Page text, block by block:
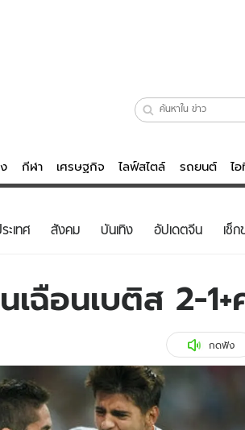
กีฬา เศรษฐกิจ ไลฟ์สไตล์ รถยนต์ ไ
- ตรวจหวย
ไทย
ไลฟ์สไตล์
วัยรุ่น
รถยนต์
สุขภาพ
เที่ยว-กิน
ะเทศ สังคม บันเทิง อัปเดตจีน เช็
ฉือนเบติส 2-
กดฟัง